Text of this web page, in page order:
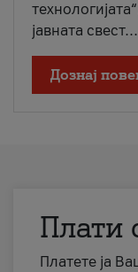
јавната свест...
Дознај
Плати
Платете ја